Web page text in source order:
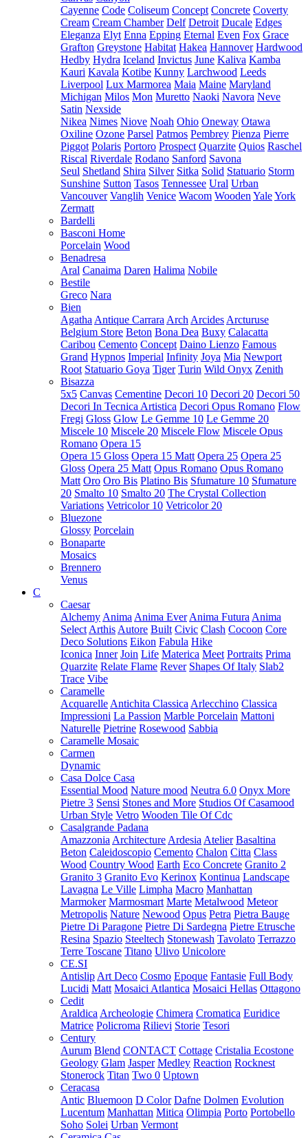
Cayenne Code Coliseum Concept Concrete Coverty
Cream Cream Chamber Delf Detroit Ducale Edges
Eleganza Elyt Enna Epping Eternal Even Fox Grace
Grafton Greystone Habitat Hakea Hannover Hardwood
Hedby Hydra Iceland Invictus June Kaliva Kamba
Kauri Kavala Kotibe Kunny Larchwood Leeds
Liverpool Lux Marmorea Maia Maine Maryland
Michigan Milos Mon Muretto Naoki Navora Neve
Satin Nexside
Nikea Nimes Niove Noah Ohio Oneway Otawa
Oxiline Ozone Parsel Patmos Pembrey Pienza Pierre
Piggot Polaris Portoro Prospect Quarzite Quios Raschel
Riscal Riverdale Rodano Sanford Savona
Seul Shetland Shira Silver Sitka Solid Statuario Storm
Sunshine Sutton Tasos Tennessee Ural Urban
Vancouver Vanglih Venice Wacom Wooden YaleYork
Zermatt
Bardelli
Basconi Home
Porcelain Wood
Benadresa
Aral Canaima Daren Halima Nobile
Bestile
Greco Nara
Bien
Agatha Antique Carrara Arch Arcides Arcturuse
Belgium Store Beton Bona Dea Buxy Calacatta
Caribou Cemento Concept Daino Lienzo Famous
Grand Hypnos Imperial Infinity Joya Mia Newport
Root Statuario Goya Tiger Turin Wild Onyx Zenith
Bisazza
5x5 Canvas Cementine Decori 10 Decori 20 Decori 50
Decori In Tecnica Artistica Decori Opus Romano Flow
Fregi Gloss Glow Le Gemme 10 Le Gemme 20
Miscele 10 Miscele 20 Miscele Flow Miscele Opus
Romano Opera 15
Opera 15 Gloss Opera 15 Matt Opera 25 Opera 25
Gloss Opera 25 Matt Opus Romano Opus Romano
Matt Oro Oro Bis Platino Bis Sfumature 10 Sfumature
20 Smalto 10 Smalto 20 The Crystal Collection
Variations Vetricolor 10 Vetricolor 20
Bluezone
Glossy Porcelain
Bonaparte
Mosaics
Brennero
Venus
C
Caesar
Alchemy Anima Anima Ever Anima Futura Anima
Select Arthis Autore Built Civic Clash Cocoon Core
Deco Solutions Eikon Fabula Hike
Iconica Inner Join Life Materica Meet Portraits Prima
Quarzite Relate Flame Rever Shapes Of Italy Slab2
Trace Vibe
Caramelle
Acquarelle Antichita Classica Arlecchino Classica
Impressioni La Passion Marble Porcelain Mattoni
Naturelle Pietrine Rosewood Sabbia
Caramelle Mosaic
Carmen
Dynamic
Casa Dolce Casa
Essential Mood Nature mood Neutra 6.0 Onyx More
Pietre 3 Sensi Stones and More Studios Of Casamood
Urban Style Vetro Wooden Tile Of Cdc
Casalgrande Padana
Amazzonia Architecture Ardesia Atelier Basaltina
Beton Caleidoscopio Cemento Chalon Citta Class
Wood Country Wood Earth Eco Concrete Granito 2
Granito 3 Granito Evo Kerinox Kontinua Landscape
Lavagna Le Ville Limpha Macro Manhattan
Marmoker Marmosmart Marte Metalwood Meteor
Metropolis Nature Newood Opus Petra Pietra Bauge
Pietre Di Paragone Pietre Di Sardegna Pietre Etrusche
Resina Spazio Steeltech Stonewash Tavolato Terrazzo
Terre Toscane Titano Ulivo Unicolore
CE.SI
Antislip Art Deco Cosmo Epoque Fantasie Full Body
Lucidi Matt Mosaici Atlantica Mosaici Hellas Ottagono
Cedit
Araldica Archeologie Chimera Cromatica Euridice
Matrice Policroma Rilievi Storie Tesori
Century
Aurum Blend CONTACT Cottage Cristalia Ecostone
Geology Glam Jasper Medley Reaction Rocknest
Stonerock Titan Two 0 Uptown
Ceracasa
Antic Bluemoon D Color Dafne Dolmen Evolution
Lucentum Manhattan Mitica Olimpia Porto Portobello
Soho Solei Urban Vermont